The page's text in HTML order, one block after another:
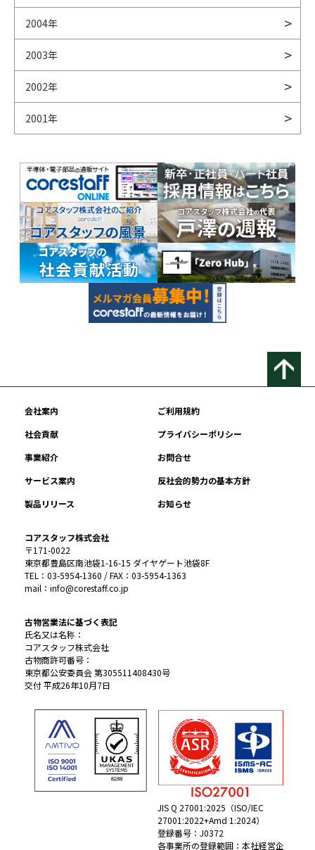
2004年
2003年
2002年
2001年
会社案内
ご利用規約
社会貢献
プライバシーポリシー
事業紹介
お問合せ
サービス案内
反社会的勢力の基本方針
製品リリース
お知らせ
コアスタッフ株式会社
〒171-0022
東京都豊島区南池袋1-16-15 ダイヤゲート池袋8F
TEL：03-5954-1360 / FAX：03-5954-1363
mail：info@corestaff.co.jp
古物営業法に基づく表記
氏名又は名称：
コアスタッフ株式会社
古物商許可番号：
東京都公安委員会 第305511408430号
交付 平成26年10月7日
JIS Q 27001:2025（ISO/IEC
27001:2022+Amd 1:2024）
登録番号：J0372
各事業所の登録範囲：本社経営企